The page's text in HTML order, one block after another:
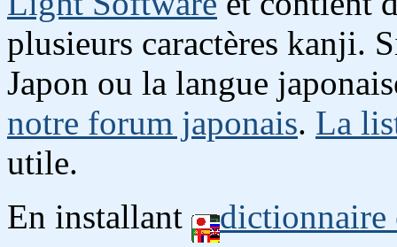
plusieurs caractères kanji.
Japon ou la langue
notre forum japonais. La
utile.
En installant